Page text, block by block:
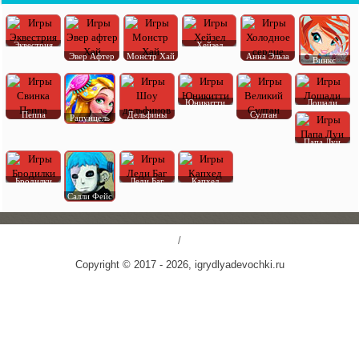
Эквестрия
Эвер Афтер
Монстр Хай
Хейзел
Анна Эльза
Винкс
Пеппа Рапунцель Дельфины
Юникитти
Султан
Лошади
Папа Луи
Бродилки
Салли Фейс
Леди Баг Капхед
/
Copyright © 2017 - 2026, igrydlyadevochki.ru